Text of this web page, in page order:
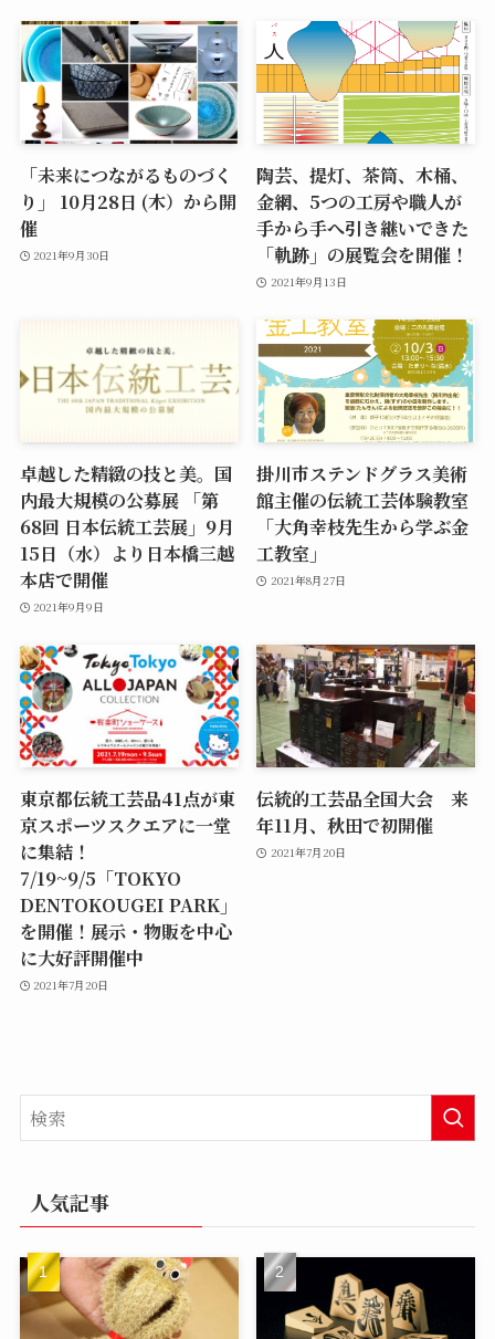
「未来につながるものづく
り」 10月28日 (木）から開
催
2021年9月30日
陶芸、提灯、茶筒、木桶、
金網、5つの工房や職人が
手から手へ引き継いできた
「軌跡」の展覧会を開催！
2021年9月13日
卓越した精緻の技と美。国
内最大規模の公募展 「第
68回 日本伝統工芸展」9月
15日（水）より日本橋三越
本店で開催
2021年9月9日
掛川市ステンドグラス美術
館主催の伝統工芸体験教室
「大角幸枝先生から学ぶ金
工教室」
2021年8月27日
東京都伝統工芸品41点が東
京スポーツスクエアに一堂
に集結！
7/19~9/5「TOKYO
DENTOKOUGEI PARK」
を開催！展示・物販を中心
に大好評開催中
2021年7月20日
伝統的工芸品全国大会 来
年11月、秋田で初開催
2021年7月20日
人気記事